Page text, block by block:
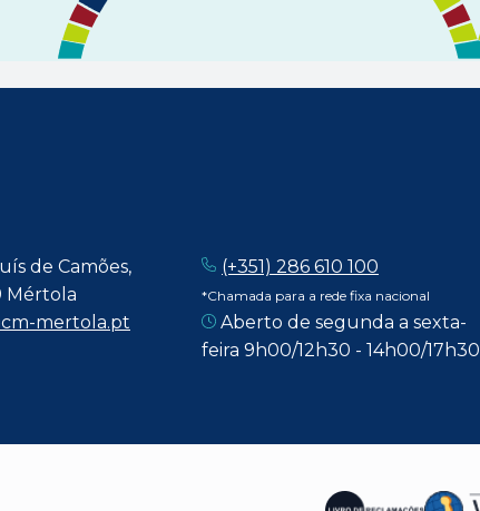
de Camões,
Mértola
mertola.pt
(+351) 286 610 100
*Chamada para a rede fixa nacional
Aberto de segunda a sexta-
feira 9h00/12h30 - 14h00/17h30